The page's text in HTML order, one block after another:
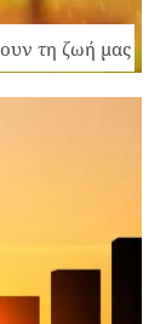
τη ζωή μας